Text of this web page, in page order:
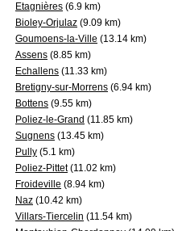
Etagnières (6.9 km)
Bioley-Orjulaz (9.09 km)
Goumoens-la-Ville (13.14 km)
Assens (8.85 km)
Echallens (11.33 km)
Bretigny-sur-Morrens (6.94 km)
Bottens (9.55 km)
Poliez-le-Grand (11.85 km)
Sugnens (13.45 km)
Pully (5.1 km)
Poliez-Pittet(11.02 km)
Froideville (8.94 km)
Naz (10.42 km)
Villars-Tiercelin (11.54 km)